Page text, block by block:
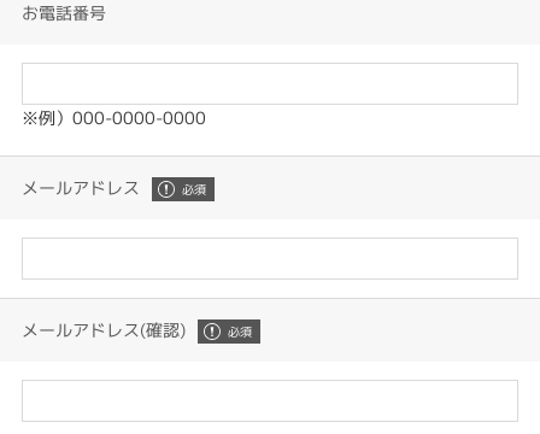
お電話番号
※例）000-0000-0000
メールアドレス
メールアドレス(確認)